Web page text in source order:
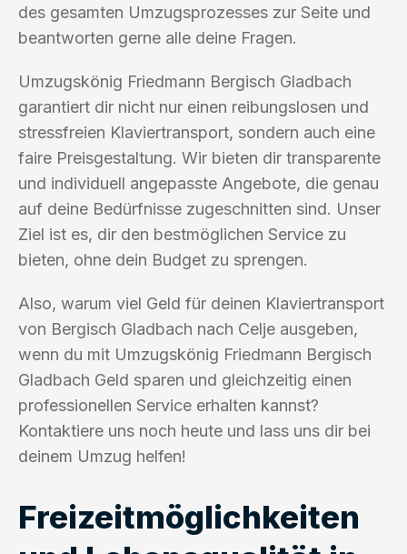
des gesamten Umzugsprozesses zur Seite und
beantworten gerne alle deine Fragen.
Umzugskönig Friedmann Bergisch Gladbach
garantiert dir nicht nur einen reibungslosen und
stressfreien Klaviertransport, sondern auch eine
faire Preisgestaltung. Wir bieten dir transparente
und individuell angepasste Angebote, die genau
auf deine Bedürfnisse zugeschnitten sind. Unser
Ziel ist es, dir den bestmöglichen Service zu
bieten, ohne dein Budget zu sprengen.
Also, warum viel Geld für deinen Klaviertransport
von Bergisch Gladbach nach Celje ausgeben,
wenn du mit Umzugskönig Friedmann Bergisch
Gladbach Geld sparen und gleichzeitig einen
professionellen Service erhalten kannst?
Kontaktiere uns noch heute und lass uns dir bei
deinem Umzug helfen!
Freizeitmöglichkeiten